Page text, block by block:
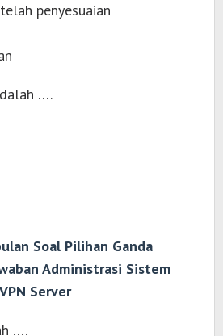
penyesuaian
….
Soal Pilihan Ganda
Administrasi Sistem
Server
….